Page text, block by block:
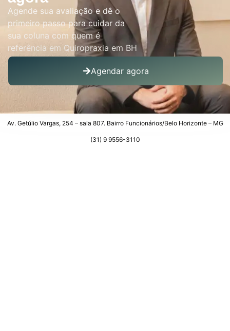
Agende sua avaliação e dê o
primeiro passo para cuidar da
sua coluna com quem é
referência em Quiropraxia em BH
Agendar agora
Av. Getúlio Vargas, 254 – sala 807. Bairro Funcionários/Belo Horizonte – MG
(31) 9 9556-3110